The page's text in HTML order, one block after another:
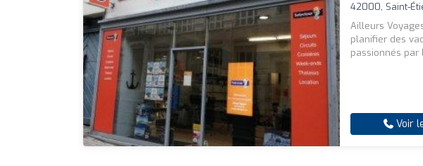
42000, Saint-
Ailleurs
planifier des
passionnés
Voir